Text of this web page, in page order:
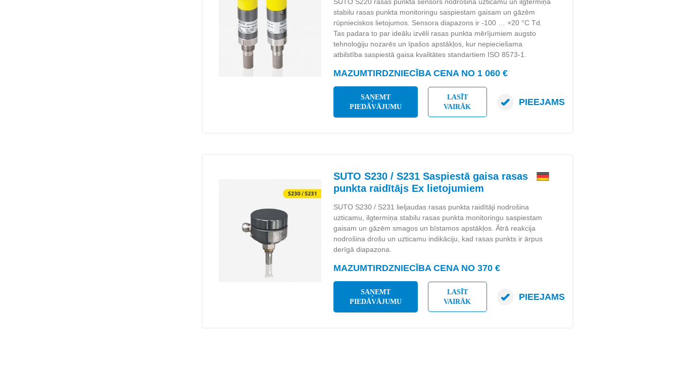
stabilu rasas punkta monitoringu saspiestam gaisam un gāzēm
rūpnieciskos lietojumos. Sensora diapazons ir -100 … +20 °C Td.
Tas padara to par ideālu izvēli rasas punkta mērījumiem augsto
tehnoloģiju nozarēs un īpašos apstākļos, kur nepieciešama
atbilstība saspiestā gaisa kvalitātes standartiem ISO 8573-1.
MAZUMTIRDZNIECĪBA CENA NO 1 060 €
SAŅEMT
PIEDĀVĀJUMU
LASĪT
VAIRĀK
PIEEJAMS
SUTO S230 / S231 Saspiestā gaisa rasas
punkta raidītājs Ex lietojumiem
SUTO S230 / S231 lieljaudas rasas punkta raidītāji nodrošina
uzticamu, ilgtermiņa stabilu rasas punkta monitoringu saspiestam
gaisam un gāzēm smagos un bīstamos apstākļos. Ātrā reakcija
nodrošina drošu un uzticamu indikāciju, kad rasas punkts ir ārpus
derīgā diapazona.
MAZUMTIRDZNIECĪBA CENA NO 370 €
SAŅEMT
PIEDĀVĀJUMU
LASĪT
VAIRĀK
PIEEJAMS